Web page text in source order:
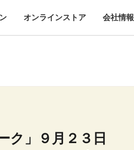
オンラインストア 会社情報
ク」９月２３日